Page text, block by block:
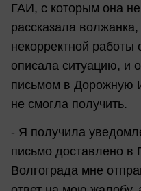
ГАИ, с которым она
рассказала
некорректной
описала ситуацию, и
письмом в Дорожную
не смогла получить.
- Я получила
письмо доставлено
Волгограда мне